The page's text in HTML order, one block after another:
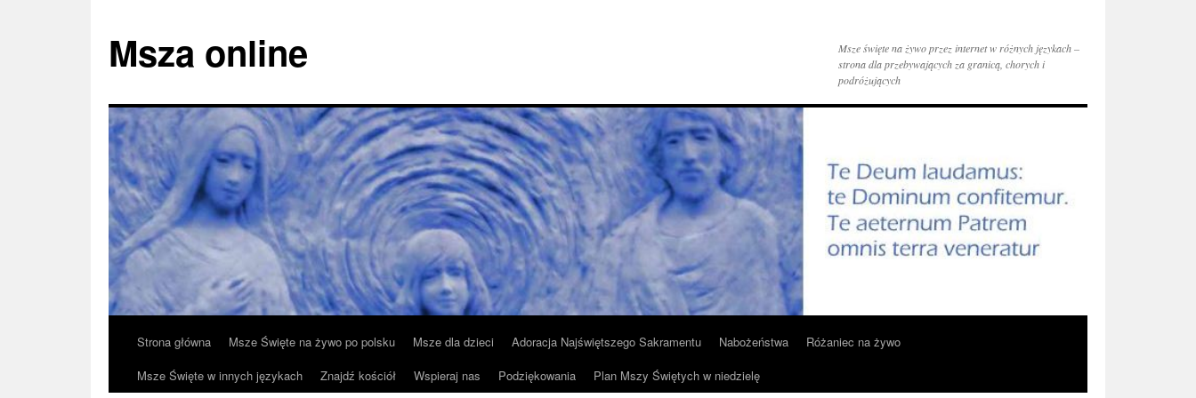
Msza online
Msze święte na żywo przez internet w różnych językach –
strona dla przebywających za granicą, chorych i
podróżujących
Strona główna Msze Święte na żywo po polsku Msze dla dzieci Adoracja Najświętszego Sakramentu Nabożeństwa
Różaniec na żywo
Msze Święte w innych językach
Znajdź kościół Wspieraj nas Podziękowania Plan Mszy Świętych w niedzielę